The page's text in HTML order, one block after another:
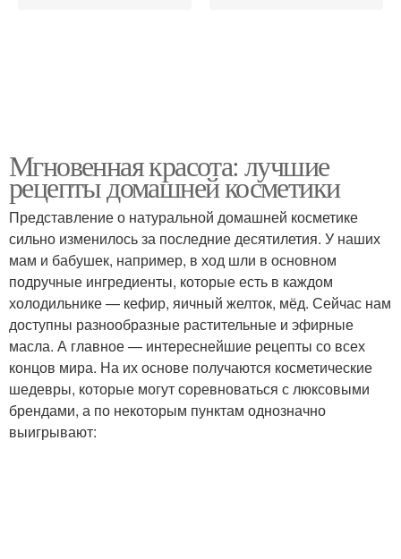
Мгновенная красота: лучшие
рецепты домашней косметики
Представление о натуральной домашней косметике
сильно изменилось за последние десятилетия. У наших
мам и бабушек, например, в ход шли в основном
подручные ингредиенты, которые есть в каждом
холодильнике — кефир, яичный желток, мёд. Сейчас нам
доступны разнообразные растительные и эфирные
масла. А главное — интереснейшие рецепты со всех
концов мира. На их основе получаются косметические
шедевры, которые могут соревноваться с люксовыми
брендами, а по некоторым пунктам однозначно
выигрывают: